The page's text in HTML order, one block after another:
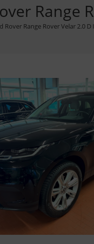
Range
Rover Range Rover Velar 2.0